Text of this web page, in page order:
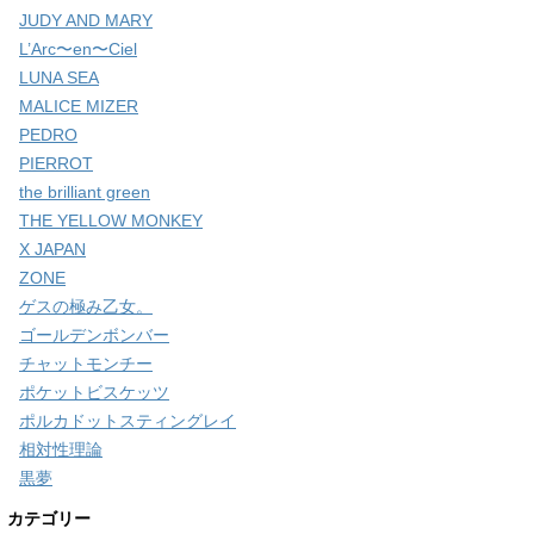
JUDY AND MARY
L’Arc〜en〜Ciel
LUNA SEA
MALICE MIZER
PEDRO
PIERROT
the brilliant green
THE YELLOW MONKEY
X JAPAN
ZONE
ゲスの極み乙女。
ゴールデンボンバー
チャットモンチー
ポケットビスケッツ
ポルカドットスティングレイ
相対性理論
黒夢
カテゴリー